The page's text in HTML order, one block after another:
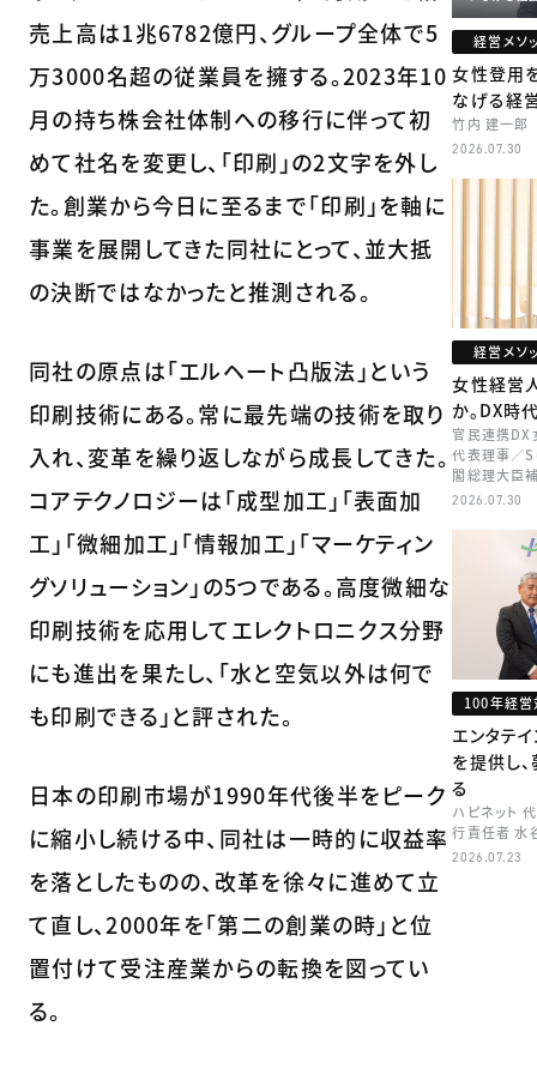
売上高は1兆6782億円、グループ全体で5
万3000名超の従業員を擁する。2023年10
月の持ち株会社体制への移行に伴って初
めて社名を変更し、「印刷」の2文字を外し
た。創業から今日に至るまで「印刷」を軸に
事業を展開してきた同社にとって、並大抵
の決断ではなかったと推測される。
同社の原点は「エルヘート凸版法」という
印刷技術にある。常に最先端の技術を取り
入れ、変革を繰り返しながら成長してきた。
コアテクノロジーは「成型加工」「表面加
工」「微細加工」「情報加工」「マーケティン
グソリューション」の5つである。高度微細な
印刷技術を応用してエレクトロニクス分野
にも進出を果たし、「水と空気以外は何で
も印刷できる」と評された。
日本の印刷市場が1990年代後半をピーク
に縮小し続ける中、同社は一時的に収益率
を落としたものの、改革を徐々に進めて立
て直し、2000年を「第二の創業の時」と位
置付けて受注産業からの転換を図ってい
る。
経営メソ
女性登用
なげる経
竹内 建一郎
2026.07.30
経営メソ
女性経営
か。DX時
官民連携DX
代表理事／
閣総理大臣
矢田 稚子
2026.07.30
100年経
エンタテ
を提供し
る
ハピネット
行責任者 水
2026.07.23